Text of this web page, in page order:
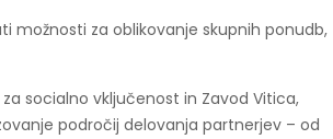
možnosti za oblikovanje skupnih ponudb,
socialno vključenost in Zavod Vitica,
področij delovanja partnerjev – od